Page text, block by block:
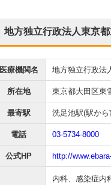
地方独立行政法人東京
医療機関名 地方独立行政法
所在地 東京都大田区東
最寄駅 洗足池駅(駅から
電話 03-5734-8000
公式HP http://
内科、 感染症内